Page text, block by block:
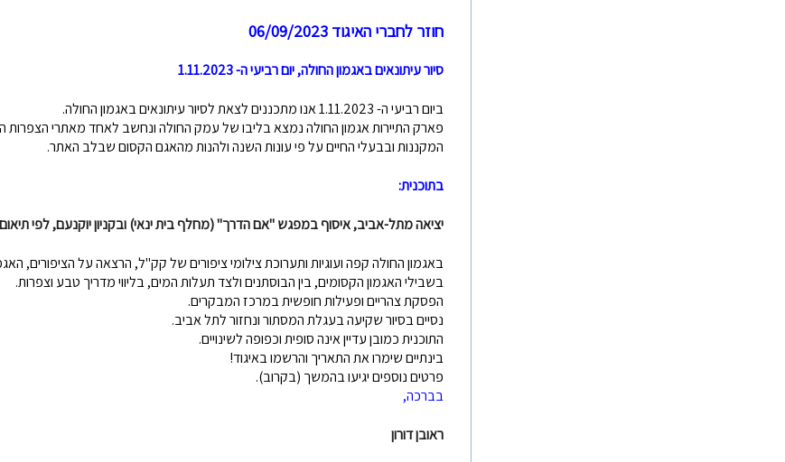
חוזר לחברי האיגוד 06/09/2023
סיור עיתונאים באגמון החולה, יום רביעי ה- 1.11.2023
ביום רביעי ה- 1.11.2023 אנו מתכננים לצאת לסיור עיתונאים באגמון החולה.
פארק התיירות אגמון החולה נמצא בליבו של עמק החולה ונחשב לאחד מאתרי הצפרות
המקננות ובבעלי החיים על פי עונות השנה ולהנות מהאגם הקסום שבלב האתר.
בתוכנית:
יציאה מתל-אביב, איסוף במפגש "אם הדרך" (מחלף בית ינאי) ובקניון יוקנעם, לפי
בשבילי האגמון הקסומים, בין הבוסתנים ולצד תעלות המים, בליווי מדריך טבע וצפרות.
הפסקת צהריים ופעילות חופשית במרכז המבקרים.
נסיים בסיור שקיעה בעגלת המסתור ונחזור לתל אביב.
התוכנית כמובן עדיין אינה סופית וכפופה לשינויים.
בינתיים שימרו את התאריך והרשמו באיגוד!
פרטים נוספים יגיעו בהמשך (בקרוב).
בברכה,
ראובן דורון